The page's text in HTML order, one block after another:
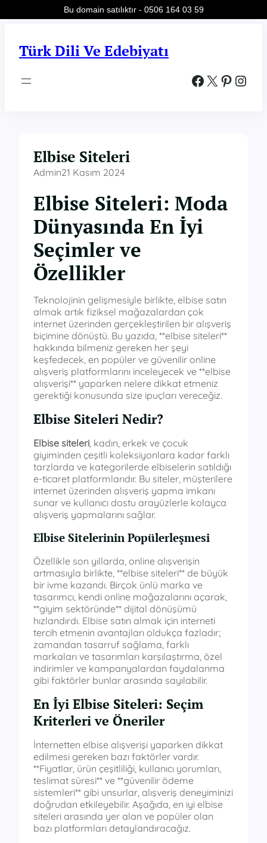
Türk Dili Ve Edebiyatı
Facebook X Pinterest Instagram
Elbise Siteleri
Admin21 Kasım 2024
Elbise Siteleri: Moda
Dünyasında En İyi
Seçimler ve
Özellikler
Teknolojinin gelişmesiyle birlikte, elbise satın
almak artık fiziksel mağazalardan çok
internet üzerinden gerçekleştirilen bir alışveriş
biçimine dönüştü. Bu yazıda, **elbise siteleri**
hakkında bilmeniz gereken her şeyi
keşfedecek, en popüler ve güvenilir online
alışveriş platformlarını inceleyecek ve **elbise
alışverişi** yaparken nelere dikkat etmeniz
gerektiği konusunda size ipuçları vereceğiz.
Elbise Siteleri Nedir?
Elbise siteleri , kadın, erkek ve çocuk
giyiminden çeşitli koleksiyonlara kadar farklı
tarzlarda ve kategorilerde elbiselerin satıldığı
e-ticaret platformlarıdır. Bu siteler, müşterilere
internet üzerinden alışveriş yapma imkanı
sunar ve kullanıcı dostu arayüzlerle kolayca
alışveriş yapmalarını sağlar.
Elbise Sitelerinin Popülerleşmesi
Özellikle son yıllarda, online alışverişin
artmasıyla birlikte, **elbise siteleri** de büyük
bir ivme kazandı. Birçok ünlü marka ve
tasarımcı, kendi online mağazalarını açarak,
**giyim sektöründe** dijital dönüşümü
hızlandırdı. Elbise satın almak için interneti
tercih etmenin avantajları oldukça fazladır;
zamandan tasarruf sağlama, farklı
markaları ve tasarımları karşılaştırma, özel
indirimler ve kampanyalardan faydalanma
gibi faktörler bunlar arasında sayılabilir.
En İyi Elbise Siteleri: Seçim
Kriterleri ve Öneriler
İnternetten elbise alışverişi yaparken dikkat
edilmesi gereken bazı faktörler vardır.
**Fiyatlar, ürün çeşitliliği, kullanıcı yorumları,
teslimat süresi** ve **güvenilir ödeme
sistemleri** gibi unsurlar, alışveriş deneyiminizi
doğrudan etkileyebilir. Aşağıda, en iyi elbise
siteleri arasında yer alan ve popüler olan
bazı platformları detaylandıracağız.
Bu domain satılıktır - 0506 164 03 59